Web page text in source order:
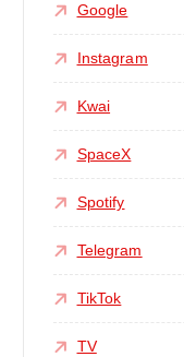
Google
Instagram
Kwai
SpaceX
Spotify
Telegram
TikTok
TV